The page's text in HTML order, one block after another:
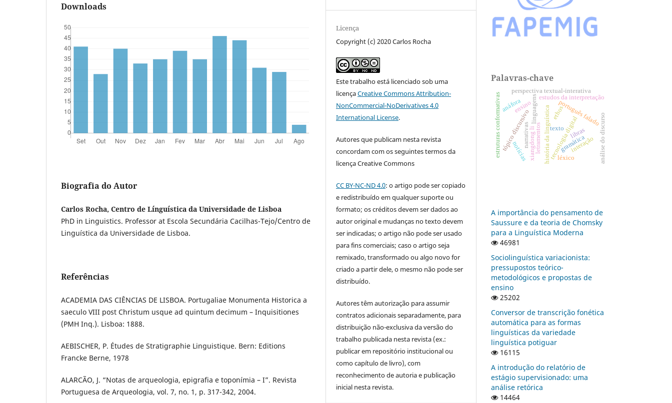
Downloads
Biografia do Autor
Carlos Rocha, Centro de Línguística da Universidade de Lisboa
PhD in Linguistics. Professor at Escola Secundária Cacilhas-Tejo/Centro de
Linguística da Universidade de Lisboa.
Referências
ACADEMIA DAS CIÊNCIAS DE LISBOA. Portugaliae Monumenta Historica a
saeculo VIII post Christum usque ad quintum decimum – Inquisitiones
(PMH Inq.). Lisboa: 1888.
AEBISCHER, P. Études de Stratigraphie Linguistique. Bern: Editions
Francke Berne, 1978
ALARCÃO, J. “Notas de arqueologia, epigrafia e toponímia – I”. Revista
Portuguesa de Arqueologia, vol. 7, no. 1, p. 317-342, 2004.
Licença
Copyright (c) 2020 Carlos Rocha
Este trabalho está licenciado sob uma
licençaCreative Commons Attribution-
NonCommercial-NoDerivatives 4.0
International License.
Autores que publicam nesta revista
concordam com os seguintes termos da
licença Creative Commons
CC BY-NC-ND 4.0: o artigo pode ser copiado
e redistribuído em qualquer suporte ou
formato; os créditos devem ser dados ao
autor original e mudanças no texto devem
ser indicadas; o artigo não pode ser usado
para fins comerciais; caso o artigo seja
remixado, transformado ou algo novo for
criado a partir dele, o mesmo não pode ser
distribuído.
Autores têm autorização para assumir
contratos adicionais separadamente, para
distribuição não-exclusiva da versão do
trabalho publicada nesta revista (ex.:
publicar em repositório institucional ou
como capítulo de livro), com
reconhecimento de autoria e publicação
inicial nesta revista.
Palavras-chave
linguagens
letramentos
ensino
tecnologia digital
gramática
história da linguística
perspectiva textual-interativa
português falado
texto
xiangdong li
estudos da interpretação
narrativas interação
tópico discursivo
anáfora
estruturas conformativas análise do discurso
ethos
léxico
libras
notícias
A importância do pensamento de
Saussure e da teoria de Chomsky
para a Linguística Moderna
46981
Sociolinguística variacionista:
pressupostos teórico-
metodológicos e propostas de
ensino
25202
Conversor de transcrição fonética
automática para as formas
linguísticas da variedade
linguística potiguar
16115
A introdução do relatório de
estágio supervisionado: uma
análise retórica
14464